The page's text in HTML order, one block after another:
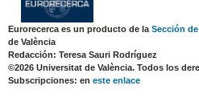
Eurorecerca es un producto de laSección
de València
Redacción: Teresa Sauri Rodríguez
©2026 Universitat de València. Todos los
Subscripciones: eneste enlace